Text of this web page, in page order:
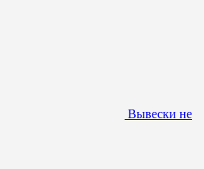
Вывески не